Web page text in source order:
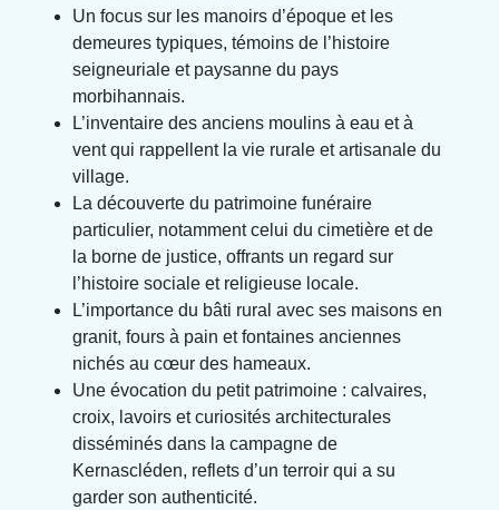
Un focus sur les manoirs d’époque et les
demeures typiques, témoins de l’histoire
seigneuriale et paysanne du pays
morbihannais.
L’inventaire des anciens moulins à eau et à
vent qui rappellent la vie rurale et artisanale du
village.
La découverte du patrimoine funéraire
particulier, notamment celui du cimetière et de
la borne de justice, offrants un regard sur
l’histoire sociale et religieuse locale.
L’importance du bâti rural avec ses maisons en
granit, fours à pain et fontaines anciennes
nichés au cœur des hameaux.
Une évocation du petit patrimoine : calvaires,
croix, lavoirs et curiosités architecturales
disséminés dans la campagne de
Kernascléden, reflets d’un terroir qui a su
garder son authenticité.